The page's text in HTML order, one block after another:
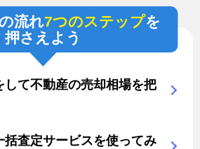
流れ7つのステップを
押さえよう
して不動産の売却相場を把
括査定サービスを使ってみ